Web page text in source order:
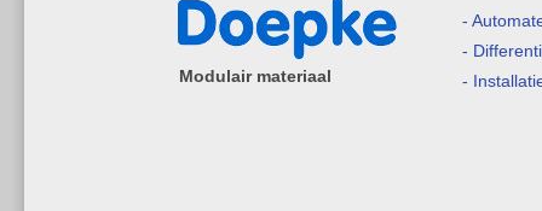
Modulair materiaal
-
-
-